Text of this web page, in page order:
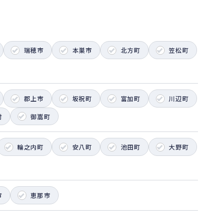
瑞穂市 本巣市 北方町 笠松町
郡上市 坂祝町 富加町
川辺町
御嵩町
輪之内町 安八町 池田町 大野町
恵那市